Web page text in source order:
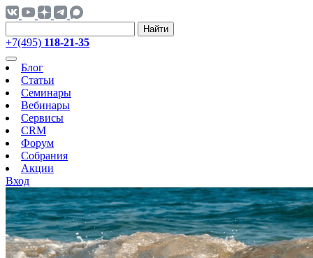
Найти
+7(495) 118-21-35
Блог
Статьи
Семинары
Вебинары
Сервисы
CRM
Форум
Собрания
Акции
Вход